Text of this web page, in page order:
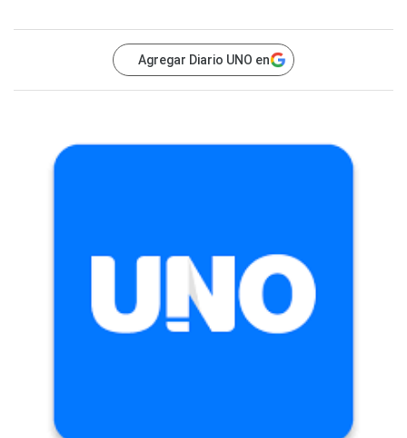
Agregar Diario UNO en